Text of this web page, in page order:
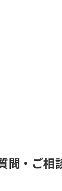
問・ご相